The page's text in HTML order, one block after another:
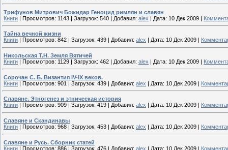
Трифунов Митрович Божидар Геноцид римлян и славян
Книги | Просмотров: 1143 | Загрузок: 540 | Добавил: alex | Дата: 10 Дек 2009 |
Тайна вечной жизни
Книги
Просмотров: 842 Загрузок: 439 Добавил: alex Дата: 10 Дек 2009
Никольская Т.Н. Земля Вятичей
Книги | Просмотров: 1129 | Загрузок: 462 | Добавил: alex | Дата: 10 Дек 2009 |
Сорочан С. Б. Византия IV-IX веков.
Книги | Просмотров: 901 | Загрузок: 439 | Добавил: alex | Дата: 10 Дек 2009 |
Славяне. Этногенез и этническая история
Книги | Просмотров: 909 | Загрузок: 419 | Добавил: alex | Дата: 10 Дек 2009 |
Славяне и Скандинавы
Книги | Просмотров: 968 | Загрузок: 453 | Добавил: alex | Дата: 10 Дек 2009 |
Славяне и Русь. Сборник статей
Книги | Просмотров: 886 | Загрузок: 476 | Добавил: alex | Дата: 10 Дек 2009 |